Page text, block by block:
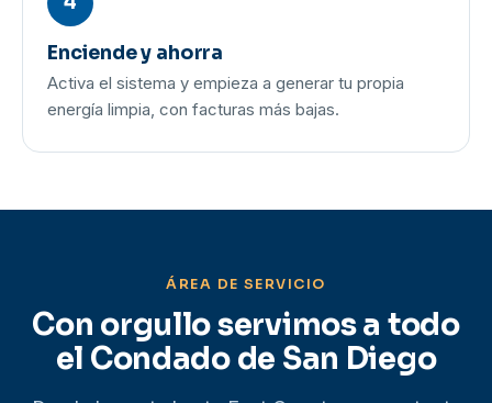
Enciende y ahorra
Activa el sistema y empieza a generar tu propia
energía limpia, con facturas más bajas.
ÁREA DE SERVICIO
Con orgullo servimos a todo
el Condado de San Diego